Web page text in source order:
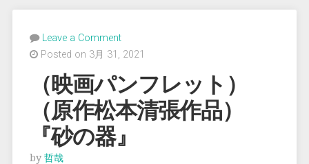
Leave a Comment
Posted on 3月 31, 2021
（映画パンフレット）
（原作松本清張作品）
『砂の器』
by 哲哉